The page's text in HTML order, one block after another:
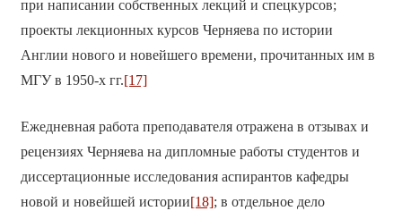
при написании собственных лекций и спецкурсов;
проекты лекционных курсов Черняева по истории
Англии нового и новейшего времени, прочитанных им в
МГУ в 1950-х гг.[17]
Ежедневная работа преподавателя отражена в отзывах и
рецензиях Черняева на дипломные работы студентов и
диссертационные исследования аспирантов кафедры
новой и новейшей истории[18]; в отдельное дело